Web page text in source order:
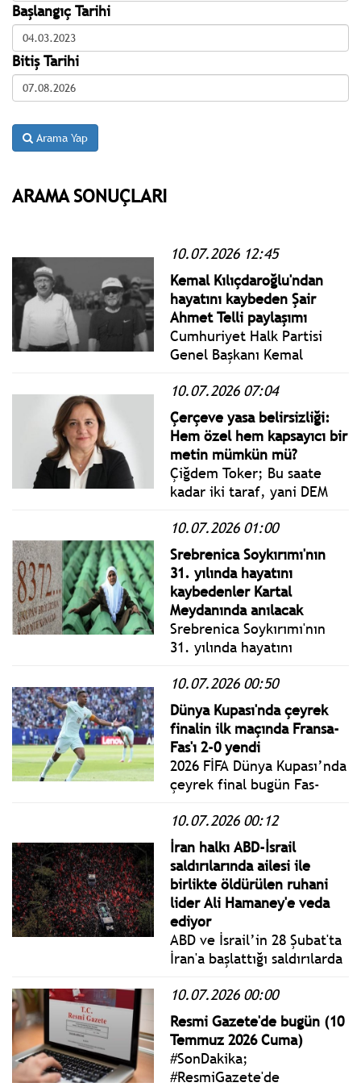
Başlangıç Tarihi
Bitiş Tarihi
Arama Yap
ARAMA SONUÇLARI
10.07.2026 12:45
Kemal Kılıçdaroğlu'ndan
hayatını kaybeden Şair
Ahmet Telli paylaşımı
Cumhuriyet Halk Partisi
Genel Başkanı Kemal
gördüğü hastanede hayatını
kaybeden Şair Ahmet Telli
için sosyal medya
hesabından paylaşımda
bulundu.
10.07.2026 07:04
Çerçeve yasa belirsizliği:
Hem özel hem kapsayıcı bir
metin mümkün mü?
Çiğdem Toker; Bu saate
kadar iki taraf, yani DEM
birbirlerine yazılı olarak
herhangi bir metin
vermemiş. Bir metin takası
olmamış. İstişareler, evet
yapılmış elbet ama bu
şifahi.
10.07.2026 01:00
Srebrenica Soykırımı'nın
31. yılında hayatını
kaybedenler Kartal
Meydanında anılacak
Srebrenica Soykırımı'nın
31. yılında hayatını
Anadolu Yakası Bosna
Sancak Derneği'nin
düzenlediği tören Kartal
Meydanında Boşnak
Soykırım Anıtı'nda 11
Temmuz 2025 Cumartesi
Saat 19:00’da yapılacak.
10.07.2026 00:50
Dünya Kupası'nda çeyrek
finalin ilk maçında Fransa-
Fas'ı 2-0 yendi
2026 FİFA Dünya Kupası’nda
çeyrek final bugün Fas-
10.07.2026 00:12
İran halkı ABD-İsrail
saldırılarında ailesi ile
birlikte öldürülen ruhani
lider Ali Hamaney'e veda
ediyor
ABD ve İsrail’in 28 Şubat'ta
İran'a başlattığı saldırılarda
eski dini lideri Ali Hamaney
ölümünden 131 gün sonra
defnedildi.
10.07.2026 00:00
Resmi Gazete'de bugün (10
Temmuz 2026 Cuma)
#SonDakika;
#ResmiGazete'de